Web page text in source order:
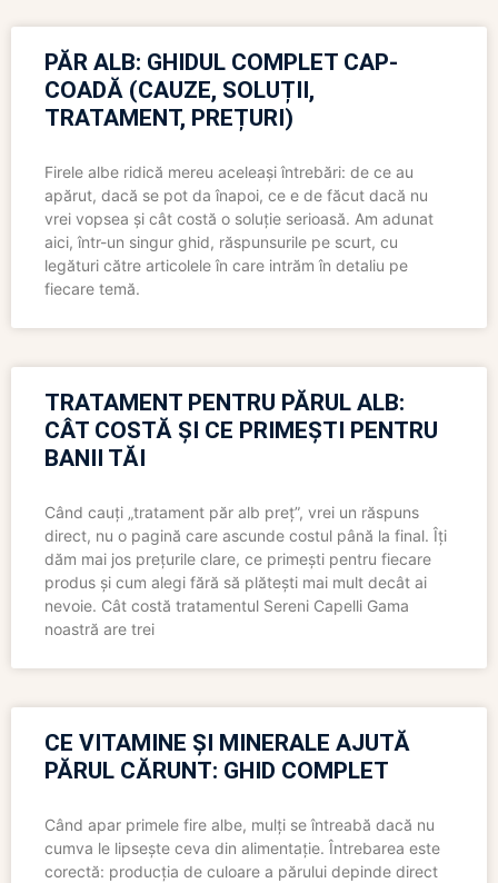
PĂR ALB: GHIDUL COMPLET CAP-
COADĂ (CAUZE, SOLUȚII,
TRATAMENT, PREȚURI)
Firele albe ridică mereu aceleași întrebări: de ce au
apărut, dacă se pot da înapoi, ce e de făcut dacă nu
vrei vopsea și cât costă o soluție serioasă. Am adunat
aici, într-un singur ghid, răspunsurile pe scurt, cu
legături către articolele în care intrăm în detaliu pe
fiecare temă.
TRATAMENT PENTRU PĂRUL ALB:
CÂT COSTĂ ȘI CE PRIMEȘTI PENTRU
BANII TĂI
Când cauți „tratament păr alb preț”, vrei un răspuns
direct, nu o pagină care ascunde costul până la final. Îți
dăm mai jos prețurile clare, ce primești pentru fiecare
produs și cum alegi fără să plătești mai mult decât ai
nevoie. Cât costă tratamentul Sereni Capelli Gama
noastră are trei
CE VITAMINE ȘI MINERALE AJUTĂ
PĂRUL CĂRUNT: GHID COMPLET
Când apar primele fire albe, mulți se întreabă dacă nu
cumva le lipsește ceva din alimentație. Întrebarea este
corectă: producția de culoare a părului depinde direct